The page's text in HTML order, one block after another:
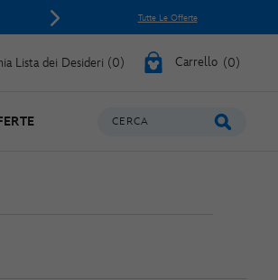
Tutte Le Offerte
Lista dei Desideri 0 Carrello 0
CERCA